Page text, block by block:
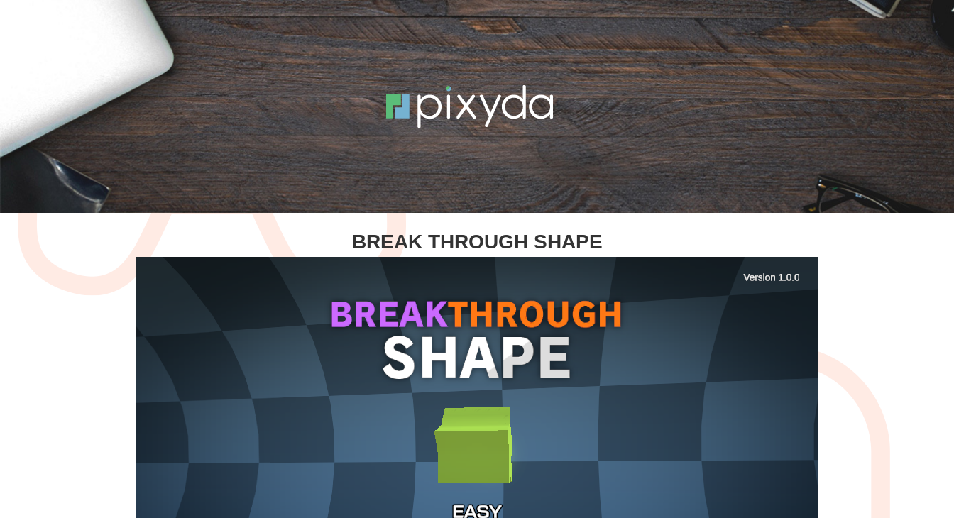
BREAK THROUGH SHAPE